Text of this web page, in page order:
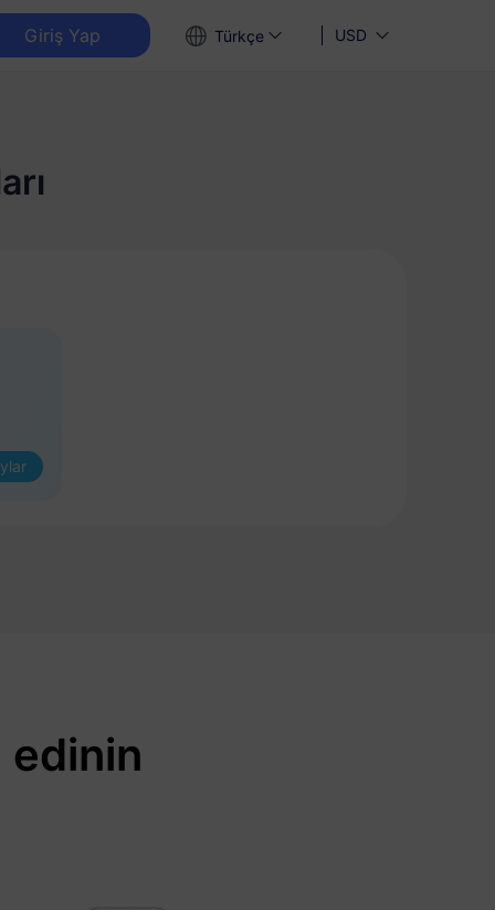
Giriş Yap Türkçe USD
edinin